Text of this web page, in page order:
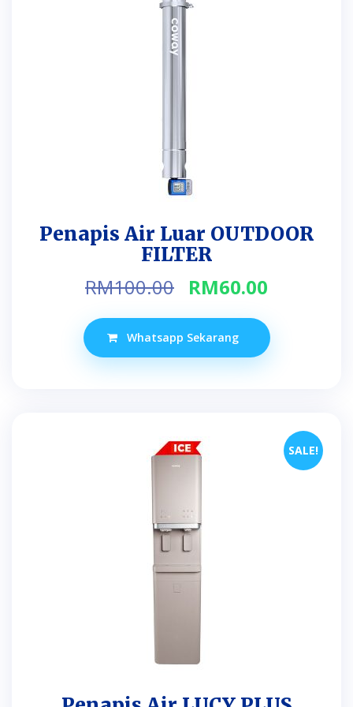
Penapis Air Luar OUTDOOR
FILTER
RM100.00 Original
was:
RM100.00.
RM60.00
is:
RM60.00.
Whatsapp Sekarang
SALE!